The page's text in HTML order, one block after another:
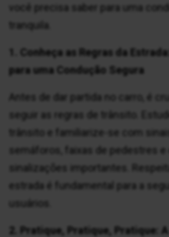
você precisa saber para uma
tranquila.
1. Conheça as Regras da
para uma Condução Segura
Antes de dar partida no carro, é
seguir as regras de trânsito.
trânsito e familiarize-se com
semáforos, faixas de pedestres e
sinalizações importantes.
estrada é fundamental para a
usuários.
2. Pratique, Pratique, Pratique: